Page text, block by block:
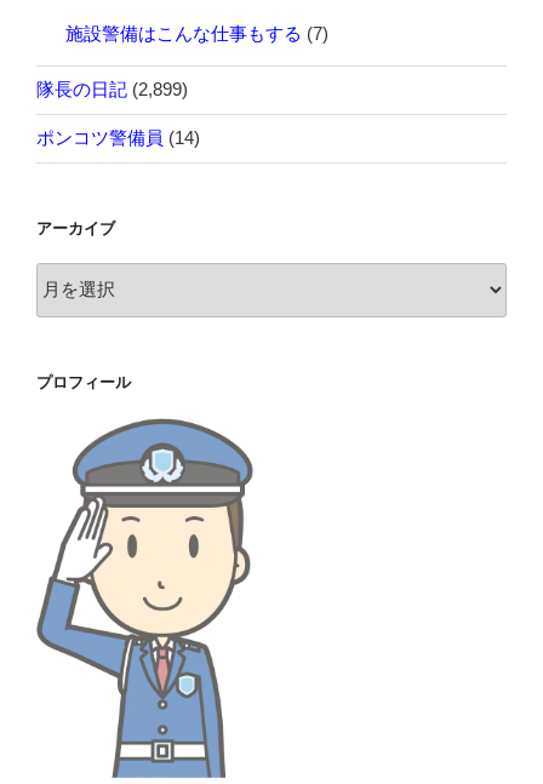
施設警備はこんな仕事もする (7)
隊長の日記 (2,899)
ポンコツ警備員 (14)
アーカイブ
ア
ー
ブ
プロフィール